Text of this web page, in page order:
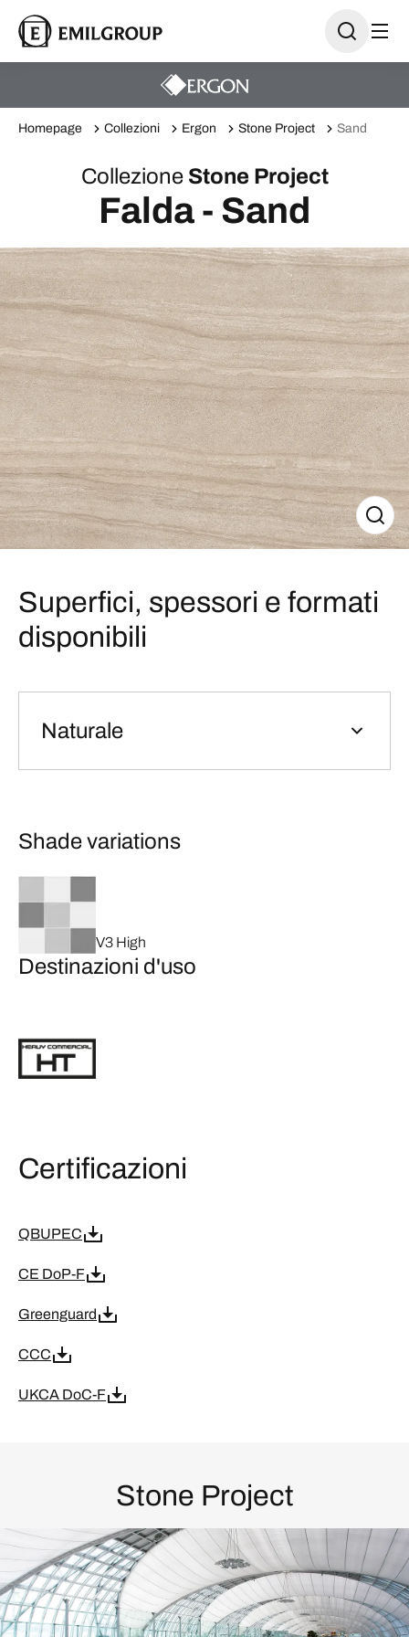
Homepage Collezioni Ergon Stone Project Sand
Collezione Stone Project
Falda - Sand
Superfici, spessori e formati
disponibili
Naturale
Shade variations
V3 High
Destinazioni d'uso
Certificazioni
QBUPEC
CE DoP-F
Greenguard
CCC
UKCA DoC-F
Stone Project